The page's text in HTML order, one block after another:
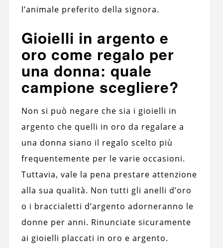
l’animale preferito della signora.
Gioielli in argento e
oro come regalo per
una donna: quale
campione scegliere?
Non si può negare che sia i gioielli in
argento che quelli in oro da regalare a
una donna siano il regalo scelto più
frequentemente per le varie occasioni.
Tuttavia, vale la pena prestare attenzione
alla sua qualità. Non tutti gli anelli d’oro
o i braccialetti d’argento adorneranno le
donne per anni. Rinunciate sicuramente
ai gioielli placcati in oro e argento.